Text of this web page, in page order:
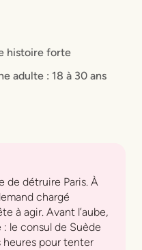
histoire forte
adulte : 18 à 30 ans
de détruire Paris. À
chargé
à agir. Avant l’aube,
le consul de Suède
heures pour tenter